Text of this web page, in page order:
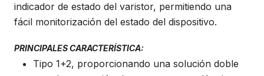
indicador de estado del varistor, permitiendo una
fácil monitorización del estado del dispositivo.
PRINCIPALES CARACTERÍSTICA:
Tipo 1+2, proporcionando una solución doble